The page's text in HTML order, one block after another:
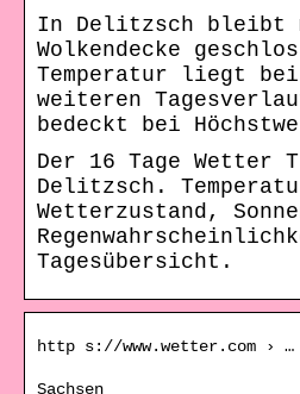
In Delitzsch bleibt
Wolkendecke
Temperatur liegt bei
weiteren
bedeckt bei
Der 16 Tage Wetter
Delitzsch.
Wetterzustand,
Tagesübersicht.
http s://www.wetter.com › …
Sachsen